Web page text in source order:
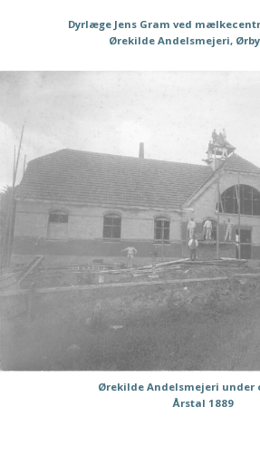
Dyrlæge Jens Gram ved
Ørekilde Andelsmejeri,
Ørekilde Andelsmejeri under
Årstal 1889